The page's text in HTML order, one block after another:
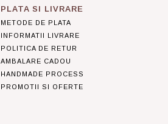
PLATA SI LIVRARE
METODE DE PLATA
INFORMATII LIVRARE
POLITICA DE RETUR
AMBALARE CADOU
HANDMADE PROCESS
PROMOTII SI OFERTE